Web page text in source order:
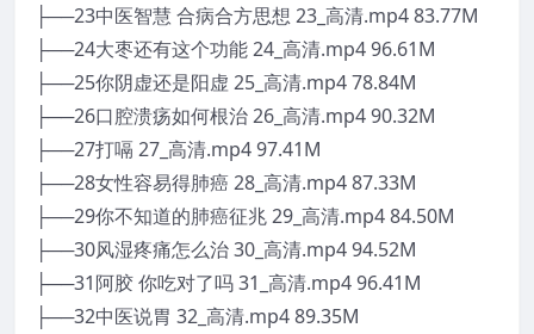
├──23中医智慧 合病合方思想 23_高清.mp4 83.77M
├──24大枣还有这个功能 24_高清.mp4 96.61M
├──25你阴虚还是阳虚 25_高清.mp4 78.84M
├──26口腔溃疡如何根治 26_高清.mp4 90.32M
├──27打嗝 27_高清.mp4 97.41M
├──28女性容易得肺癌 28_高清.mp4 87.33M
├──29你不知道的肺癌征兆 29_高清.mp4 84.50M
├──30风湿疼痛怎么治 30_高清.mp4 94.52M
├──31阿胶 你吃对了吗 31_高清.mp4 96.41M
├──32中医说胃 32_高清.mp4 89.35M